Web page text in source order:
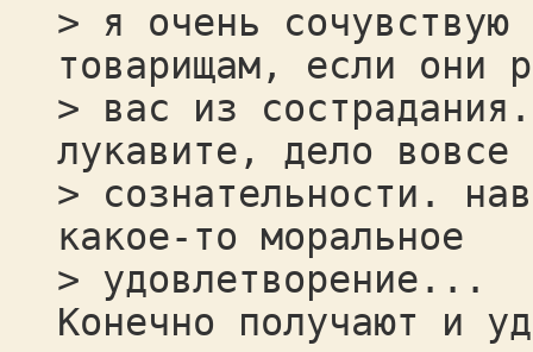
> я очень сочувствую
товарищам, если они
> вас из
лукавите, дело вовсе
> сознательности.
какое-то моральное
> удовлетворение...
Конечно получают и